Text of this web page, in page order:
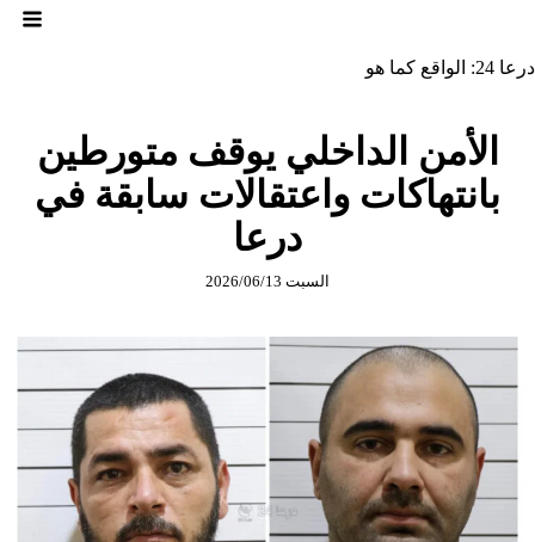
درعا 24: الواقع كما هو
الأمن الداخلي يوقف متورطين
بانتهاكات واعتقالات سابقة في
درعا
السبت 2026/06/13